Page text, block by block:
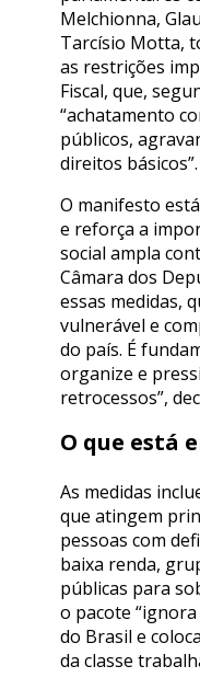
Melchionna,
Tarcísio Motta,
as restrições
Fiscal, que,
“achatamento
públicos,
direitos básicos”.
O manifesto
e reforça a
social ampla
Câmara dos
essas medidas,
vulnerável e
do país. É
organize e
retrocessos”,
O que está
As medidas
que atingem
pessoas com
baixa renda,
públicas para
o pacote
do Brasil e
da classe